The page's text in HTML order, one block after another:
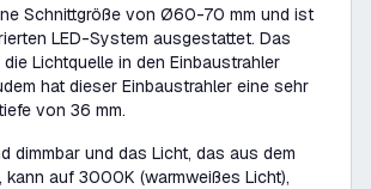
Schnittgröße von Ø60-70 mm und ist
LED-System ausgestattet. Das
Lichtquelle in den Einbaustrahler
hat dieser Einbaustrahler eine sehr
von 36 mm.
dimmbar und das Licht, das aus dem
kann auf 3000K (warmweißes Licht),